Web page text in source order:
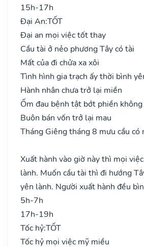
15h-17h
Đại An:TỐT
Đại an mọi việc tốt thay
Cầu tài ở nẻo phương Tây có tài
Mất của đi chửa xa xôi
Tình hình gia trạch ấy thời bình
Hành nhân chưa trở lại miền
Ốm đau bệnh tật bớt phiền
Buôn bán vốn trở lại mau
Tháng Giêng tháng 8 mưu cầu có
Xuất hành vào giờ này thì mọi
lành. Muốn cầu tài thì đi hướng
yên lành. Người xuất hành đều
5h-7h
17h-19h
Tốc hỷ:TỐT
Tốc hỷ mọi việc mỹ miều